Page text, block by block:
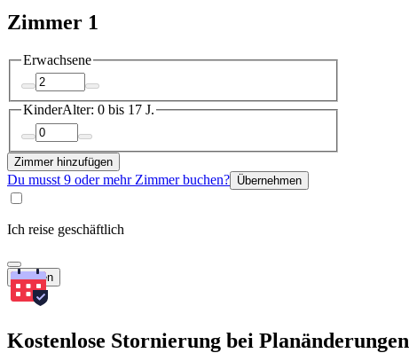
Zimmer 1
Erwachsene
KinderAlter: 0 bis 17 J.
Zimmer hinzufügen
Du musst 9 oder mehr Zimmer buchen? Übernehmen
Ich reise geschäftlich
Suchen
Kostenlose Stornierung bei Planänderungen